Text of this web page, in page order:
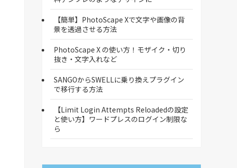
【簡単】PhotoScape Xで文字や画像の背
景を透過させる方法
PhotoScape X の使い方！モザイク・切り
抜き・文字入れなど
SANGOからSWELLに乗り換えプラグイン
で移行する方法
【Limit Login Attempts Reloadedの設定
と使い方】ワードプレスのログイン制限な
ら